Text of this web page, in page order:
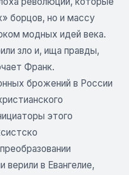
борцов, но и массу
модных идей века.
зло и, ища правды,
Франк.
брожений в России
этого
в Евангелие,